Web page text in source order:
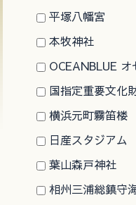
平塚八幡宮
本牧神社
OCEANBLUE
国指定重要文化
横浜元町霧笛楼
日産スタジアム
葉山森戸神社
相州三浦総鎮守